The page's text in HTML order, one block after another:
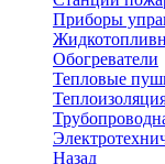
Приборы
Обогреватели
Тепловые
Назад